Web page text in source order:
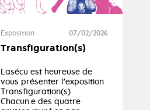
Exposition 07/02/2026
Transfiguration(s)
Lasécu est heureuse de
vous présenter l'exposition
Transfiguration(s)
Chacun.e des quatre